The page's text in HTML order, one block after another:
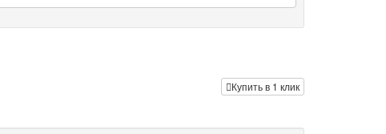
Купить в 1 клик